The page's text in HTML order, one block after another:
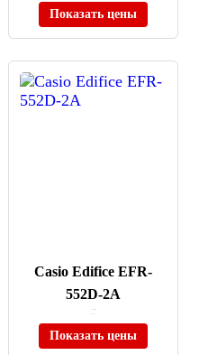
Показать цены
Casio Edifice EFR-
552D-2A
Показать цены